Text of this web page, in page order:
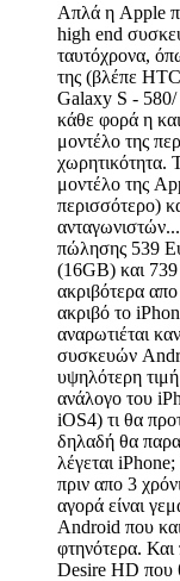
Απλά η Apple
high end
ταυτόχρονα,
της (βλέπε
Galaxy S - 580/
κάθε φορά η
μοντέλο της
χωρητικότητα.
μοντέλο της
περισσότερο)
πώλησης 539
(16GB) και
ακριβότερα
ακριβό το
αναρωτιέται
συσκευών
υψηλότερη
ανάλογο του
iOS4) τι θα
δηλαδή θα
λέγεται
πριν απο 3
αγορά είναι
Android που και
φτηνότερα.
Desire HD που